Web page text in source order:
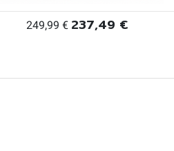
249,99 € 237,49 €